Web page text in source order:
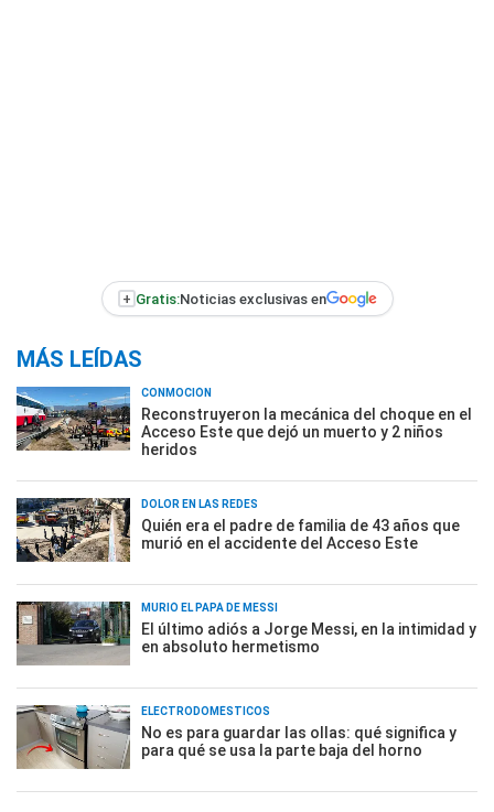
+ Gratis:Noticias exclusivas en
MÁS LEÍDAS
CONMOCIÓN
Reconstruyeron la mecánica del choque en el
Acceso Este que dejó un muerto y 2 niños
heridos
DOLOR EN LAS REDES
Quién era el padre de familia de 43 años que
murió en el accidente del Acceso Este
MURIÓ EL PAPÁ DE MESSI
El último adiós a Jorge Messi, en la intimidad y
en absoluto hermetismo
ELECTRODOMÉSTICOS
No es para guardar las ollas: qué significa y
para qué se usa la parte baja del horno